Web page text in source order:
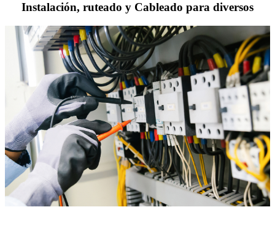
Instalación, ruteado y Cableado para diversos